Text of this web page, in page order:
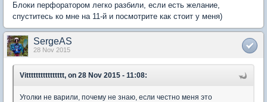
Блоки перфоратором легко разбили, если есть желание,
спуститесь ко мне на 11-й и посмотрите как стоит у меня)
SergeAS
28 Nov 2015
Vitttttttttttttttt, on 28 Nov 2015 - 11:08:
Уголки не варили, почему не знаю, если честно меня это